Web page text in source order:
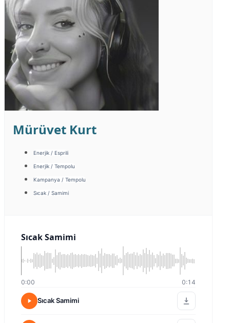
Mürüvet Kurt
Enerjik / Esprili
Enerjik / Tempolu
Kampanya / Tempolu
Sıcak / Samimi
Sıcak Samimi
0:00 0:14
Sıcak Samimi